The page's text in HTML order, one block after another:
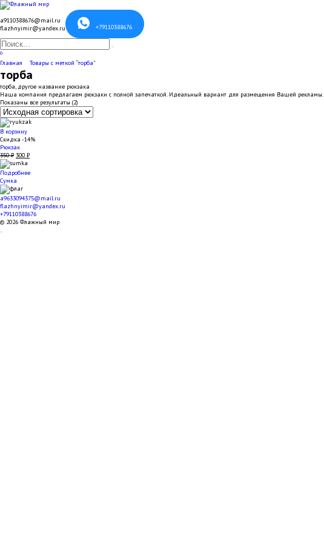
Перейти
к
содержанию
a9110388676@mail.ru
flazhnyimir@yandex.ru
+79110388676
Search
for:
0
Главная Товары с меткой “торба”
торба
торба, другое название рюкзака
Наша компания предлагаем рюкзаки с полной запечаткой. Идеальный вариант для размещения Вашей рекламы.
Показаны все результаты (2)
В корзину
Скидка -14%
Рюкзак
350₽ Первоначальная
цена
составляла
350 ₽.
300 ₽Текущая
300 ₽.
Подробнее
Сумка
a9633094375@mail.ru
flazhnyimir@yandex.ru
+79110388676
© 2026 Флажный мир